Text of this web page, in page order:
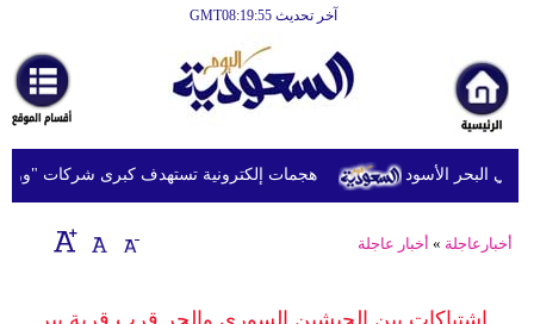
آخر تحديث GMT08:19:55
أخبارعاجلة
رياضة
ثقافة
إقتصاد
هجمات إلكترونية تستهدف كبرى شركات "وول البحر الأسود
أخبارعاجلة » أخبار عاجلة
اشتباكات بين الجيشين السوري والحر قرب قرية بير